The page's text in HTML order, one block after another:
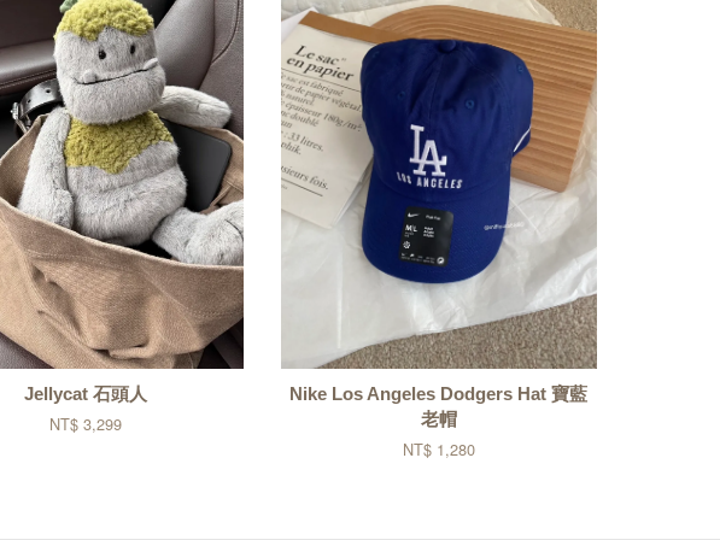
Jellycat 石頭人
NT$ 3,299
Nike Los Angeles Dodgers Hat 寶藍
老帽
NT$ 1,280